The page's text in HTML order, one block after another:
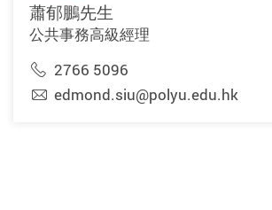
蕭郁鵬先生
公共事務高級經理
2766 5096
edmond.siu@polyu.edu.hk